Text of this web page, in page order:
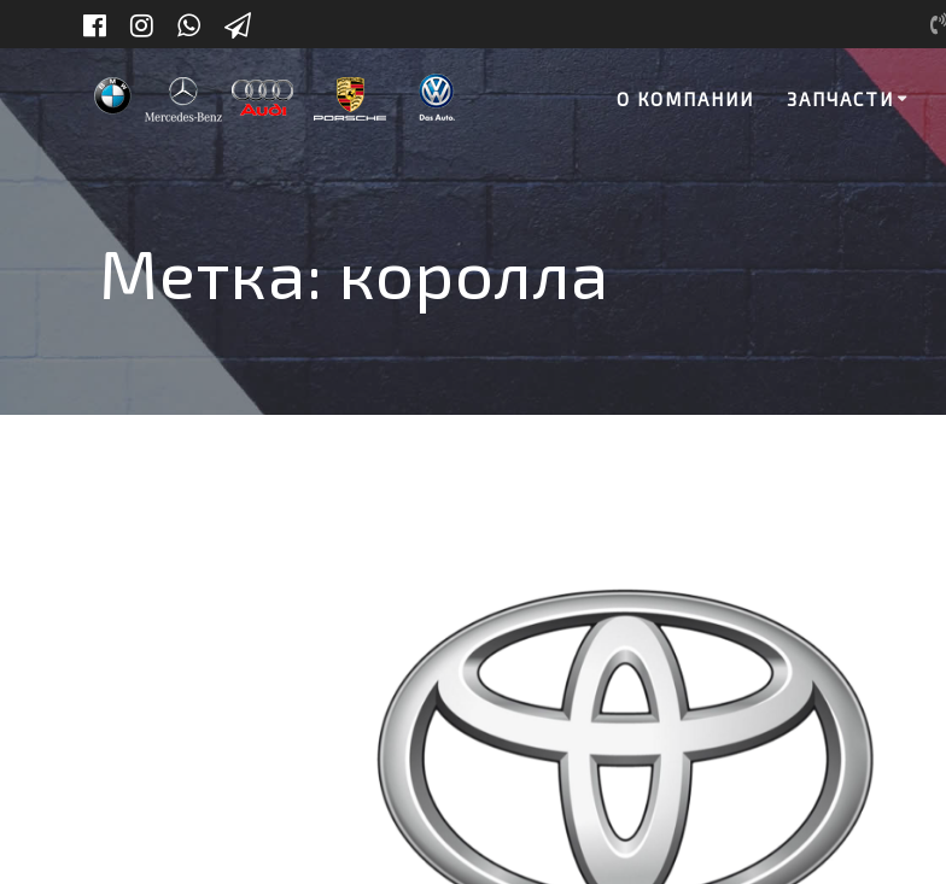
О КОМПАНИИ ЗАПЧАСТИ
Метка:королла